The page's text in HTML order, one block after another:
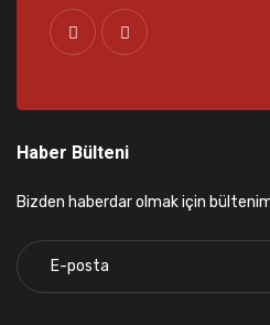
Haber Bülteni
Bizden haberdar olmak için